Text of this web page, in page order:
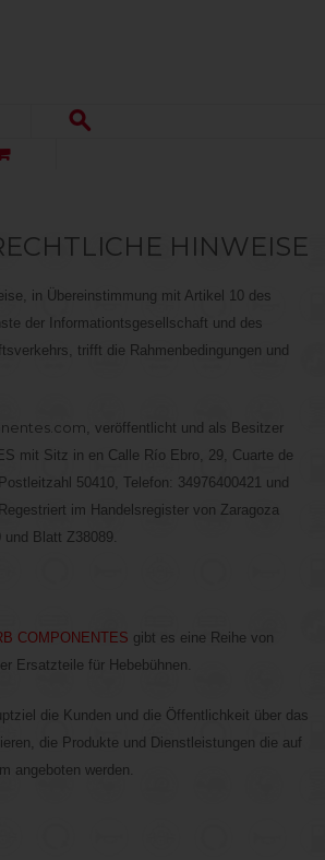
HINWEISE
in Übereinstimmung mit Artikel 10 des
der Informationtsgesellschaft und des
trifft die Rahmenbedingungen und
, veröffentlicht und als Besitzer
mit Sitz in en Calle Río Ebro, 29, Cuarte de
50410, Telefon: 34976400421 und
im Handelsregister von Zaragoza
Blatt Z38089.
COMPONENTES gibt es eine Reihe von
Ersatzteile für Hebebühnen.
die Kunden und die Öffentlichkeit über das
die Produkte und Dienstleistungen die auf
angeboten werden.